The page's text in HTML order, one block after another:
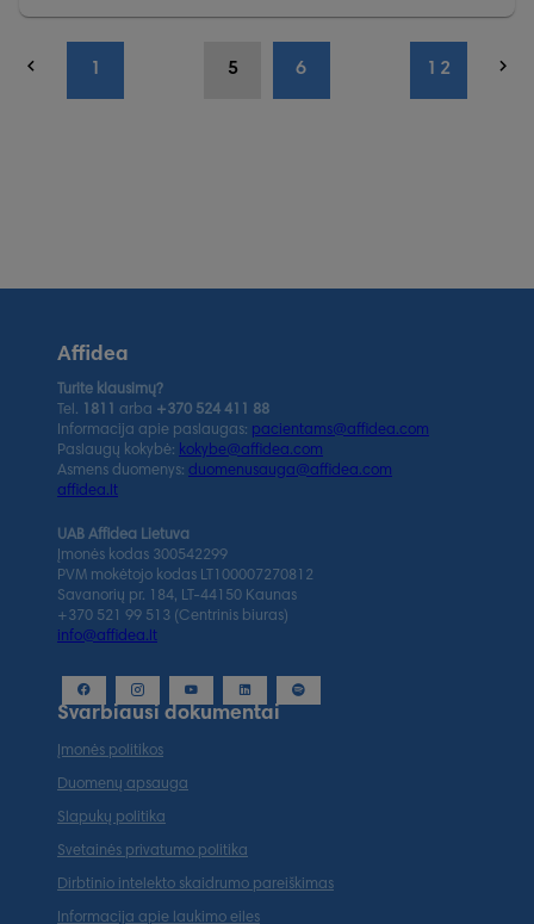
1 5 6 12
Affidea
Turite klausimų?
Tel.
1811 arba +370 524 411 88
Informacija apie paslaugas: pacientams@affidea.com
Paslaugų kokybė: kokybe@affidea.com
Asmens duomenys: duomenusauga@affidea.com
affidea.lt
UAB Affidea Lietuva
Įmonės kodas 300542299
PVM mokėtojo kodas LT100007270812
Savanorių pr. 184, LT-44150 Kaunas
+370 521 99 513 (Centrinis biuras)
info@affidea.lt
Svarbiausi dokumentai
Įmonės politikos
Duomenų apsauga
Slapukų politika
Svetainės privatumo politika
Dirbtinio intelekto skaidrumo pareiškimas
Informacija apie laukimo eiles